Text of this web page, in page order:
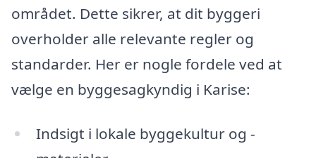
området. Dette sikrer, at dit byggeri
overholder alle relevante regler og
standarder. Her er nogle fordele ved at
vælge en byggesagkyndig i Karise:
Indsigt i lokale byggekultur og -